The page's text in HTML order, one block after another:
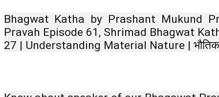
Bhagwat Katha by Prashant Mukund
Pravah Episode 61, Shrimad Bhagwat
27 | Understanding Material Nature | भौतिक